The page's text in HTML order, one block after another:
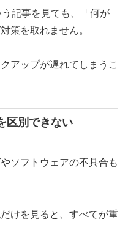
記事を見ても、「何が
策を取れません。
アップが遅れてしまうこ
区別できない
ソフトウェアの不具合も
けを見ると、すべてが重